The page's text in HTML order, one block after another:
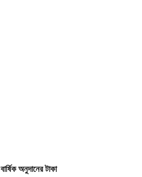
বার্ষিক অনুদানের টাকা